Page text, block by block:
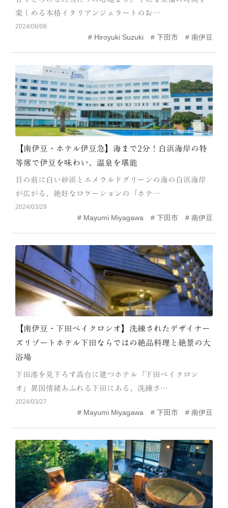
ABOUT
EVENT
ACCESS
COLUMN
LINK
楽しめる本格イタリアンジェラートのお…
2024/08/08
Hiroyuki Suzuki 下田市 南伊豆
【南伊豆・ホテル伊豆急】海まで2分！白浜海岸の特
等席で伊豆を味わい、温泉を堪能
目の前に白い砂浜とエメラルドグリーンの海の白浜海岸
が広がる、絶好なロケーションの「ホテ…
2024/03/29
Mayumi Miyagawa 下田市 南伊豆
【南伊豆・下田ベイクロシオ】洗練されたデザイナー
ズリゾートホテル下田ならではの絶品料理と絶景の大
浴場
下田港を見下ろす高台に建つホテル「下田ベイクロシ
オ」異国情緒あふれる下田にある、洗練さ…
2024/03/27
Mayumi Miyagawa 下田市 南伊豆